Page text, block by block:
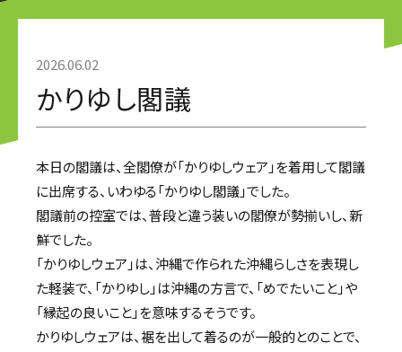
かりゆし閣議
2026.06.02
本日の閣議は、全閣僚が「かりゆしウェア」を着用して閣議
に出席する、いわゆる「かりゆし閣議」でした。
閣議前の控室では、普段と違う装いの閣僚が勢揃いし、新
鮮でした。
「かりゆしウェア」は、沖縄で作られた沖縄らしさを表現し
た軽装で、「かりゆし」は沖縄の方言で、「めでたいこと」や
「縁起の良いこと」を意味するそうです。
かりゆしウェアは、裾を出して着るのが一般的とのことで、